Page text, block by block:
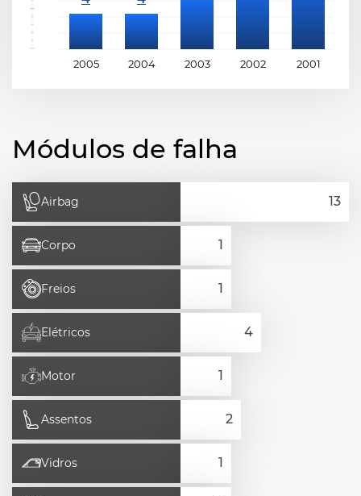
2005 2004 2003 2002 2001
Módulos de falha
Airbag
Corpo
Freios
Elétricos
Motor
Assentos
Vidros